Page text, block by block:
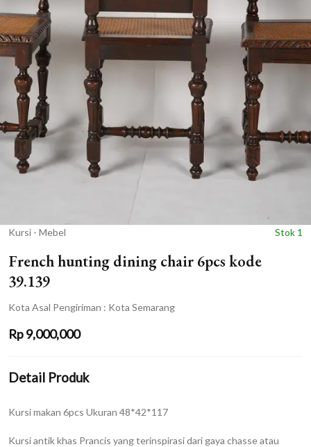
Kursi - Mebel Stok 1
French hunting dining chair 6pcs kode
39.139
Kota Asal Pengiriman : Kota Semarang
Rp9,000,000
Detail Produk
Kursi makan 6pcs Ukuran 48*42*117
Kursi antik khas Prancis yang terinspirasi dari gaya chasse atau